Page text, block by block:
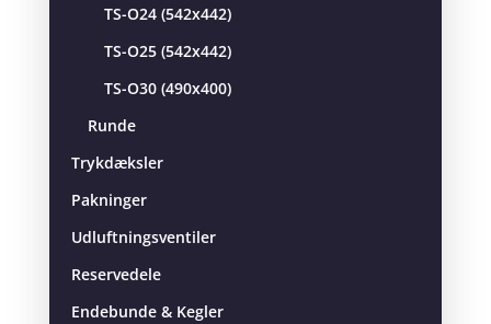
TS-O24 (542x442)
TS-O25 (542x442)
TS-O30 (490x400)
Runde
Trykdæksler
Pakninger
Udluftningsventiler
Reservedele
Endebunde & Kegler